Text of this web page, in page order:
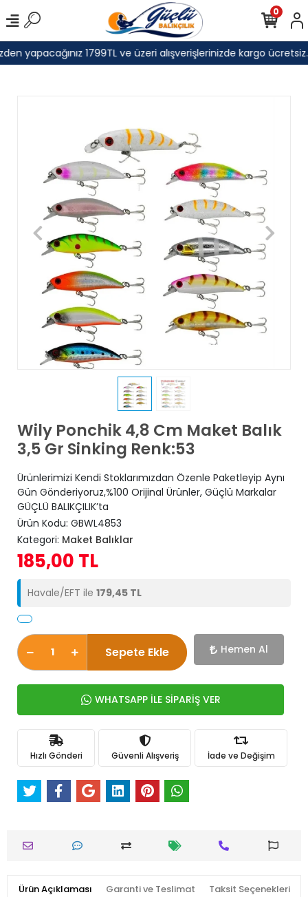
yapacağınız 1799TL ve üzeri alışverişlerinizde kargo ücretsiz.
0
Wily Ponchik 4,8 Cm Maket Balık
3,5 Gr Sinking Renk:53
Ürünlerimizi Kendi Stoklarımızdan Özenle Paketleyip Aynı
Gün Gönderiyoruz,%100 Orijinal Ürünler, Güçlü Markalar
GÜÇLÜ BALIKÇILIK’ta
Ürün Kodu: GBWL4853
Kategori: Maket Balıklar
185,00 TL
Havale/EFT ile 179,45 TL
Sepete Ekle Hemen Al
WHATSAPP İLE SİPARİŞ VER
Hızlı Gönderi Güvenli Alışveriş İade ve Değişim
Ürün Açıklaması Garanti ve Teslimat Taksit Seçenekleri